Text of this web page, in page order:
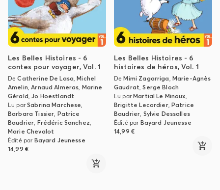
Les Belles Histoires - 6
contes pour voyager, Vol. 1
DeCatherine De Lasa,Michel
Amelin,Arnaud Almeras, Marine
Gérald,Jo Hoestlandt
Lu parSabrina Marchese,
Barbara Tissier, Patrice
Baudrier, Frédéric Sanchez,
Marie Chevalot
Édité par Bayard Jeunesse
14,99 €
Les Belles Histoires - 6
histoires de héros, Vol. 1
DeMimi Zagarriga, Marie-Agnès
Gaudrat,Serge Bloch
Lu parMartial Le Minoux,
Brigitte Lecordier,Patrice
Baudrier, Sylvie Dessalles
Édité par Bayard Jeunesse
14,99 €